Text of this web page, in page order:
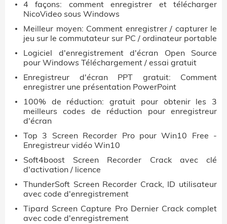
4 façons: comment enregistrer et télécharger
NicoVideo sous Windows
Meilleur moyen: Comment enregistrer / capturer le
jeu sur le commutateur sur PC / ordinateur portable
Logiciel d'enregistrement d'écran Open Source
pour Windows Téléchargement / essai gratuit
Enregistreur d'écran PPT gratuit: Comment
enregistrer une présentation PowerPoint
100% de réduction: gratuit pour obtenir les 3
meilleurs codes de réduction pour enregistreur
d'écran
Top 3 Screen Recorder Pro pour Win10 Free -
Enregistreur vidéo Win10
Soft4boost Screen Recorder Crack avec clé
d'activation / licence
ThunderSoft Screen Recorder Crack, ID utilisateur
avec code d'enregistrement
Tipard Screen Capture Pro Dernier Crack complet
avec code d'enregistrement